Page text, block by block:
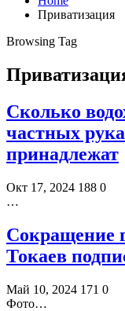
Приватизация
Browsing Tag
Сколько
частных
принадлежат
Окт 17, 2024 188 0
…
Сокращение
Токаев
Май 10, 2024 171 0
Фото…